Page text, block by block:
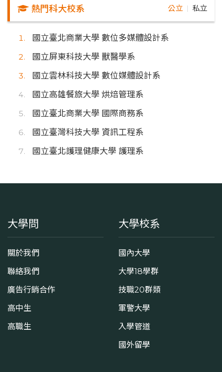
熱門科大校系 公立 私立
國立臺北商業大學 數位多媒體設計系
國立屏東科技大學 獸醫學系
國立雲林科技大學 數位媒體設計系
國立高雄餐旅大學 烘焙管理系
國立臺北商業大學 國際商務系
國立臺灣科技大學 資訊工程系
國立臺北護理健康大學 護理系
大學問
關於我們
聯絡我們
廣告行銷合作
高中生
高職生
大學校系
國內大學
大學18學群
技職20群類
軍警大學
入學管道
國外留學